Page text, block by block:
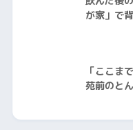
が家」で
「ここま
苑前のと